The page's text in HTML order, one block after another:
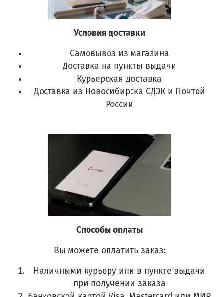
Условия доставки
Самовывоз из магазина
Доставка на пункты выдачи
Курьерская доставка
Доставка из Новосибирска СДЭК и Почтой
России
Способы оплаты
Вы можете оплатить заказ:
Наличными курьеру или в пункте выдачи
при получении заказа